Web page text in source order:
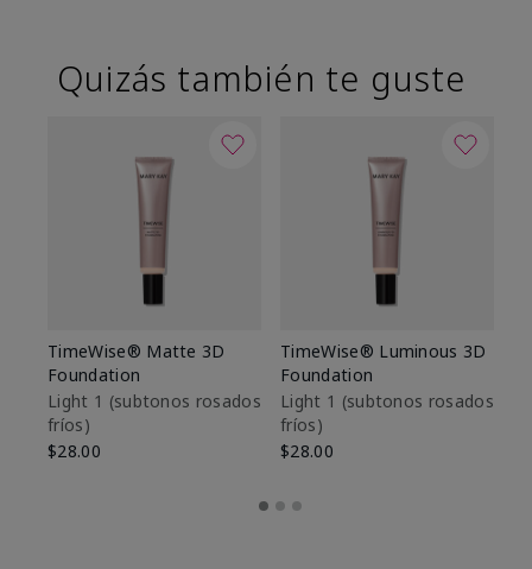
Quizás también te guste
TimeWise® Matte 3D
Foundation
Light 1​ (subtonos rosados
fríos)
$28.00
TimeWise® Luminous 3D
Foundation
Light 1​ (subtonos rosados
fríos)
$28.00